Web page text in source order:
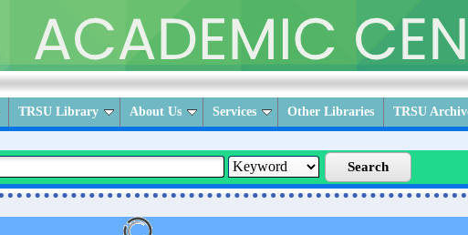
TRSU Library About Us Services Other Libraries TRSU